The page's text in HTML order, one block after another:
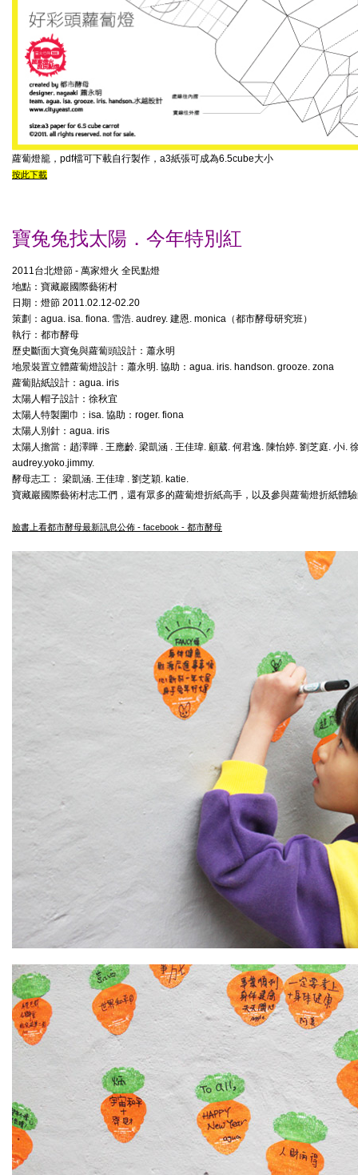
蘿蔔燈籠，pdf檔可下載自行製作，a3紙張可成為6.5cube大小
按此下載
寶兔兔找太陽．今年特別紅
2011台北燈節 - 萬家燈火 全民點燈
地點：寶藏巖國際藝術村
日期：燈節 2011.02.12-02.20
策劃：agua. isa. fiona. 雪浩. audrey. 建恩. monica（都市酵母研究班）
執行：都市酵母
歷史斷面大寶兔與蘿蔔頭設計：蕭永明
地景裝置立體蘿蔔燈設計：蕭永明. 協助：agua. iris. handson. grooze. zona
蘿蔔貼紙設計：agua. iris
太陽人帽子設計：徐秋宜
太陽人特製圍巾：isa. 協助：roger. fiona
太陽人別針：agua. iris
太陽人擔當：趙澤瞱 . 王應齡. 梁凱涵 . 王佳瑋. 顧葳. 何君逸. 陳怡婷. 劉芝庭. 小i.
audrey.yoko.jimmy.
酵母志工： 梁凱涵. 王佳瑋 . 劉芝穎. katie.
寶藏巖國際藝術村志工們，還有眾多的蘿蔔燈折紙高手，以及參與蘿蔔燈折紙體
臉書上看都市酵母最新訊息公佈 - facebook - 都市酵母